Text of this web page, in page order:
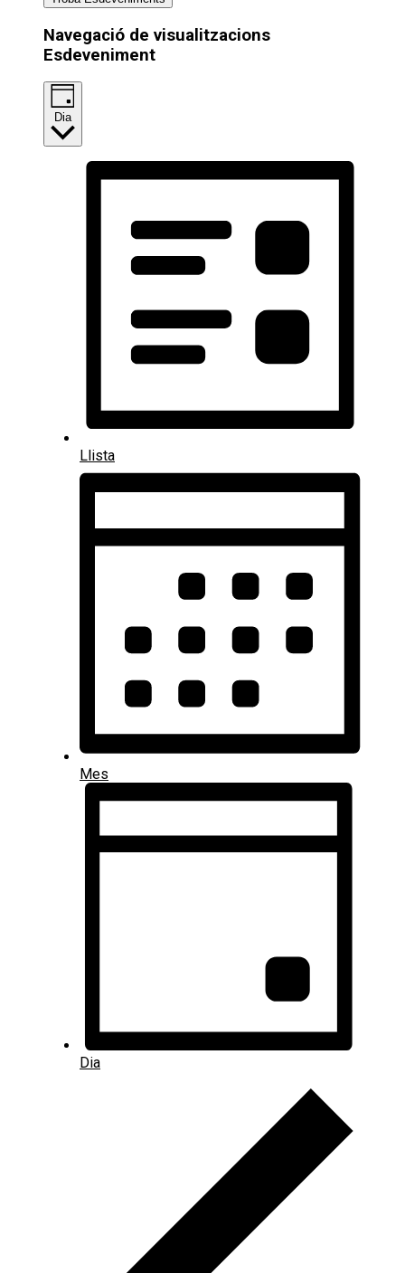
Navegació de visualitzacions
Esdeveniment
Dia
Llista
Mes
Dia